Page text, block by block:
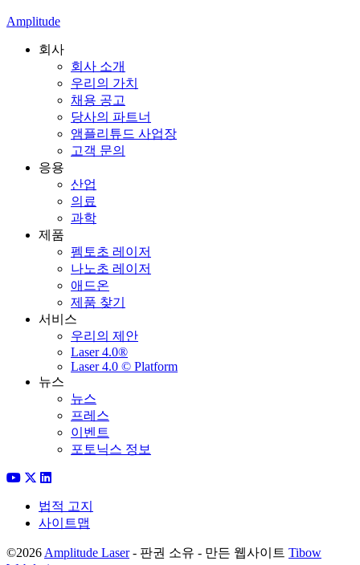
Amplitude
회사
회사 소개
우리의 가치
채용 공고
당사의 파트너
앰플리튜드 사업장
고객 문의
응용
산업
의료
과학
제품
펨토초 레이저
나노초 레이저
애드온
제품 찾기
서비스
우리의 제안
Laser 4.0®
Laser 4.0 © Platform
뉴스
뉴스
프레스
이벤트
포토닉스 정보
법적 고지
사이트맵
©2026 Amplitude Laser- 판권 소유 - 만든 웹사이트 Tibow